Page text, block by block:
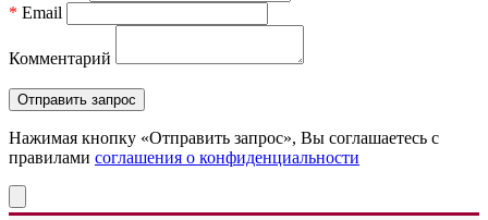
* Email
Комментарий
Нажимая кнопку «Отправить запрос», Вы соглашаетесь c
правилами соглашения о конфиденциальности